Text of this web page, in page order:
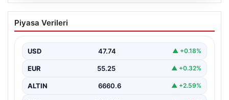
Bursa’da orman yangını! Müdahale
başlatıldı…
Piyasa Verileri
USD 47.74 ▲ +0.18%
EUR 55.25 ▲ +0.32%
ALTIN 6660.6 ▲ +2.59%